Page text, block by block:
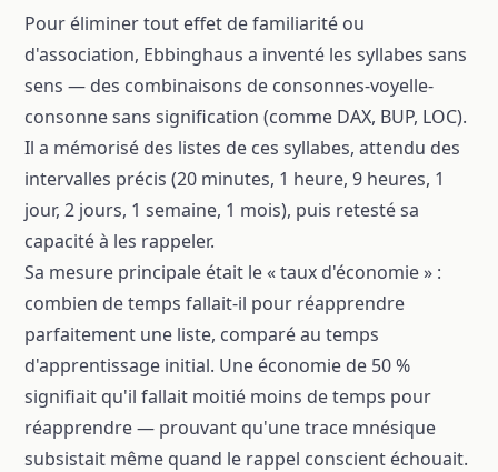
Pour éliminer tout effet de familiarité ou
d'association, Ebbinghaus a inventé les syllabes sans
sens — des combinaisons de consonnes-voyelle-
consonne sans signification (comme DAX, BUP, LOC).
Il a mémorisé des listes de ces syllabes, attendu des
intervalles précis (20 minutes, 1 heure, 9 heures, 1
jour, 2 jours, 1 semaine, 1 mois), puis retesté sa
capacité à les rappeler.
Sa mesure principale était le « taux d'économie » :
combien de temps fallait-il pour réapprendre
parfaitement une liste, comparé au temps
d'apprentissage initial. Une économie de 50 %
signifiait qu'il fallait moitié moins de temps pour
réapprendre — prouvant qu'une trace mnésique
subsistait même quand le rappel conscient échouait.